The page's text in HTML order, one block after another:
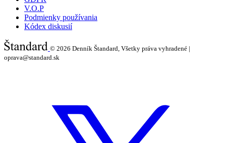
V.O.P
Podmienky používania
Kódex diskusií
© 2026 Denník Štandard, Všetky práva vyhradené |
oprava@standard.sk